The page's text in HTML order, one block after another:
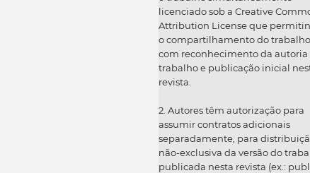
licenciado sob a Creative
Attribution License que
o compartilhamento do trabalho
com reconhecimento da autoria
trabalho e publicação inicial
revista.
2. Autores têm autorização para
assumir contratos adicionais
separadamente, para
não-exclusiva da versão do
publicada nesta revista (ex.: